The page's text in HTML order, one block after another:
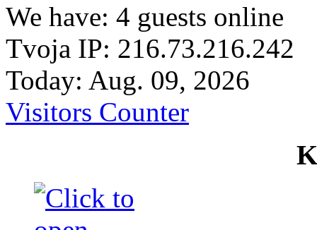
We have: 4 guests online
Tvoja IP: 216.73.216.242
Today: Aug. 09, 2026
Visitors Counter